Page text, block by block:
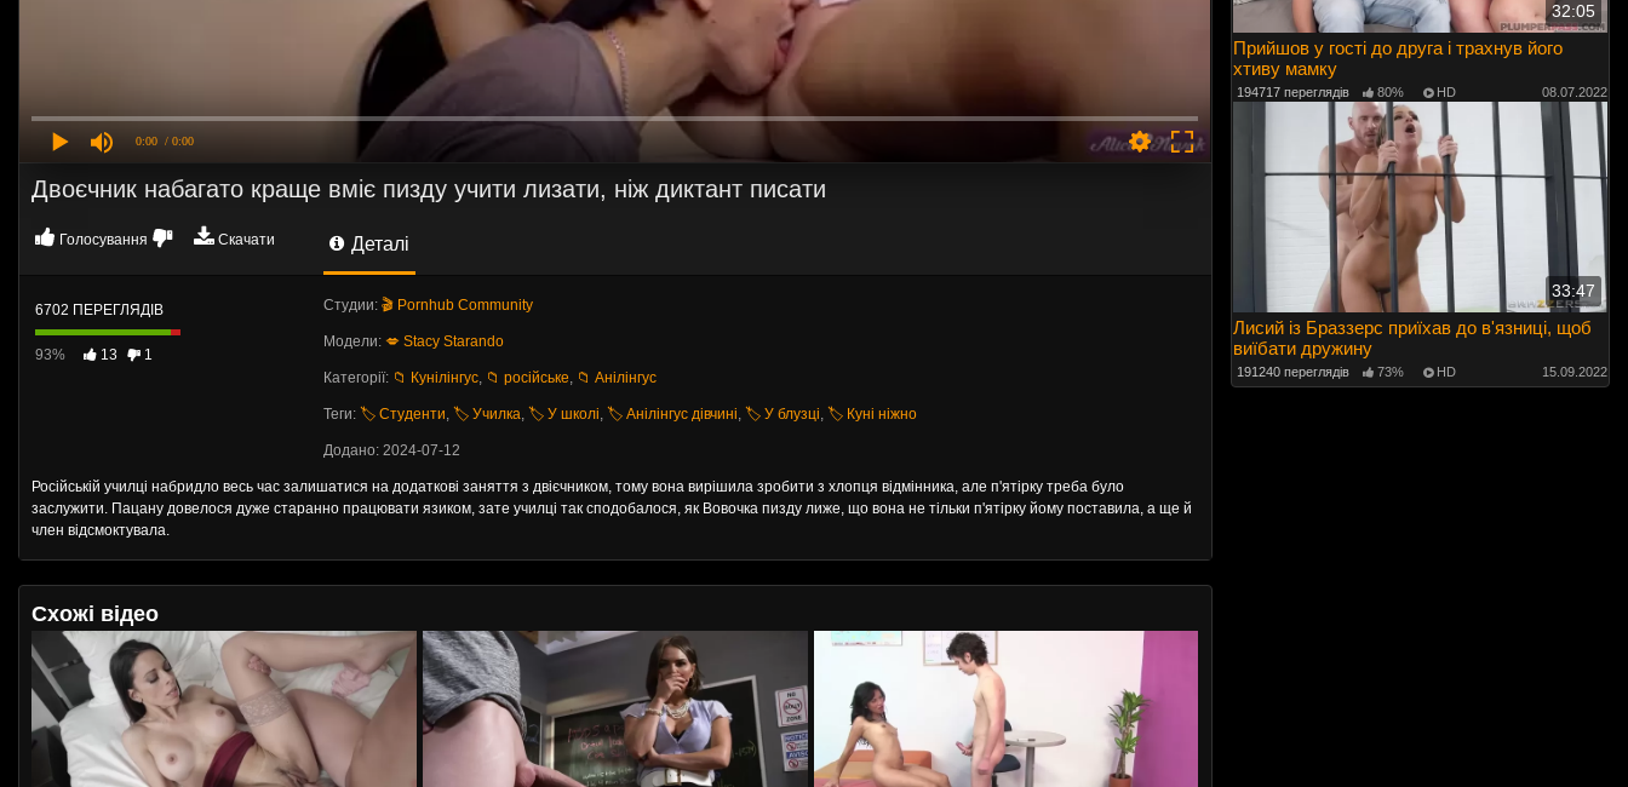
0:00 / 0:00
Двоєчник набагато краще вміє пизду учити лизати, ніж диктант писати
Голосування Скачати Деталі
6702 ПЕРЕГЛЯДІВ
93% 13 1
Студии: 🎬 Pornhub Community
Модели: 💋 Stacy Starando
Категорії: 📁 Кунілінгус, 📁 російське, 📁 Анілінгус
Теги: 🏷️ Студенти, 🏷️ Училка, 🏷️ У школі, 🏷️ Анілінгус дівчині, 🏷️ У блузці, 🏷️ Куні ніжно
Додано: 2024-07-12
Російській училці набридло весь час залишатися на додаткові заняття з двієчником, тому вона вирішила зробити з хлопця відмінника, але п'ятірку треба було
заслужити. Пацану довелося дуже старанно працювати язиком, зате училці так сподобалося, як Вовочка пизду лиже, що вона не тільки п'ятірку йому поставила, а ще й
член відсмоктувала.
Схожі відео
32:05
Прийшов у гості до друга і трахнув його
хтиву мамку
194717 переглядів 80% HD 08.07.2022
33:47
Лисий із Браззерс приїхав до в'язниці, щоб
виїбати дружину
191240 переглядів 73% HD 15.09.2022